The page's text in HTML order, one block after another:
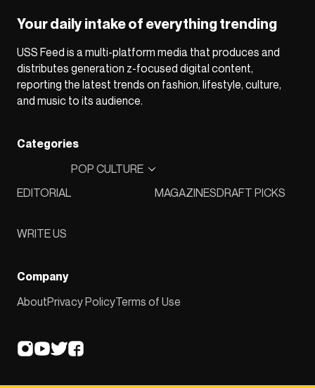
Your daily intake of everything trending
USS Feed is a multi-platform media that produces and
distributes generation z-focused digital content,
reporting the latest trends on fashion, lifestyle, culture,
and music to its audience.
Categories
EDITORIAL
POP CULTURE
MAGAZINESDRAFT PICKS
WRITE US
Company
AboutPrivacy PolicyTerms of Use